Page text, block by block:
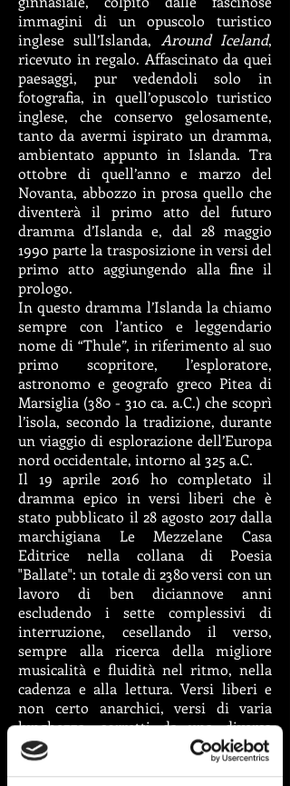
immagini di un opuscolo turistico
inglese sull’Islanda, Around Iceland,
ricevuto in regalo. Affascinato da quei
paesaggi, pur vedendoli solo in
fotografia, in quell’opuscolo turistico
inglese, che conservo gelosamente,
tanto da avermi ispirato un dramma,
ambientato appunto in Islanda. Tra
ottobre di quell’anno e marzo del
Novanta, abbozzo in prosa quello che
diventerà il primo atto del futuro
dramma d’Islanda e, dal 28 maggio
1990 parte la trasposizione in versi del
primo atto aggiungendo alla fine il
prologo.
In questo dramma l’Islanda la chiamo
sempre con l’antico e leggendario
nome di “Thule”, in riferimento al suo
primo scopritore, l’esploratore,
astronomo e geografo greco Pitea di
Marsiglia (380 - 310 ca. a.C.) che scoprì
l’isola, secondo la tradizione, durante
un viaggio di esplorazione dell’Europa
nord occidentale, intorno al 325 a.C.
Il 19 aprile 2016 ho completato il
dramma epico in versi liberi che è
stato pubblicato il 28 agosto 2017 dalla
marchigiana Le Mezzelane Casa
Editrice nella collana di Poesia
"Ballate": un totale di 2380 versi con un
lavoro di ben diciannove anni
escludendo i sette complessivi di
interruzione, cesellando il verso,
sempre alla ricerca della migliore
musicalità e fluidità nel ritmo, nella
cadenza e alla lettura. Versi liberi e
non certo anarchici, versi di varia
lunghezza, sorretti da una diversa
metrica, costituita non dal numero
delle sillabe o dalla rima ma da